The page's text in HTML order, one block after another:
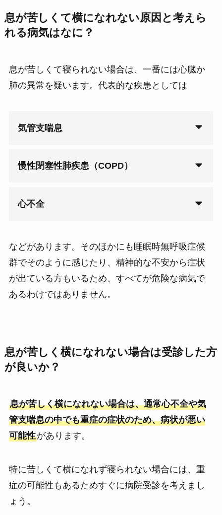
息が苦しくて横になれない原因と考えら
れる病気はなに？
息が苦しくて寝られない場合は、一番には心臓か
肺の異常を疑います。代表的な疾患としては
気管支喘息
慢性閉塞性肺疾患（COPD）
心不全
などがあります。そのほかにも睡眠時無呼吸症候
群でそのように感じたり、精神的な不安から症状
が出ている方もいるため、すべてが危険な病気で
あるわけではありません。
息が苦しく横になれない場合は受診した方
が良いか？
息が苦しく横になれない場合は、通常心不全や気
管支喘息の中でも重症の症状のため、病状が悪い
可能性があります。
特に苦しくて横になれず寝られない場合には、重
症の可能性もあるためすぐに病院受診を考えまし
ょう。